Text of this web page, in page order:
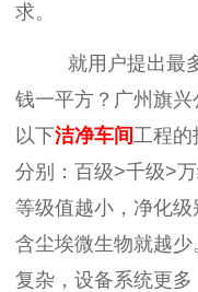
求。
就用户提出最
钱一平方？广州旗
以下洁净车间工程的
分别 ：百级>千级>
等级值越小，净化级
含尘埃微生物就越少
复杂，设备系统更多